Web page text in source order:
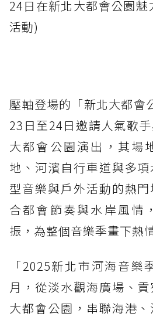
24日在新北大都會公園
活動)
壓軸登場的「新北大都會
23日至24日邀請人氣歌
大都會公園演出，其場
地、河濱自行車道與多
型音樂與戶外活動的熱
合都會節奏與水岸風情
振，為整個音樂季畫下熱
「2025新北市河海音樂
月，從淡水觀海廣場、
大都會公園，串聯海港、